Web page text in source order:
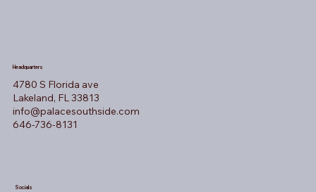
Headquarters
4780 S Florida ave
Lakeland, FL 33813
info@palacesouthside.com
646-736-8131
Socials